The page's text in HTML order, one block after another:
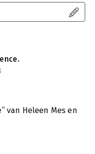
van Heleen Mes en